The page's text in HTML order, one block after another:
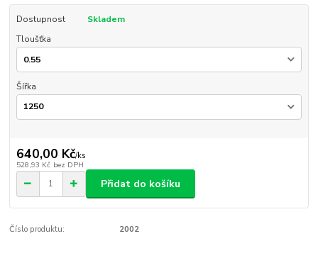
Dostupnost
Skladem
Tloušťka
Šířka
640,00 Kč/ks
528,93 Kč bez DPH
Přidat do košíku
Číslo produktu: 2002